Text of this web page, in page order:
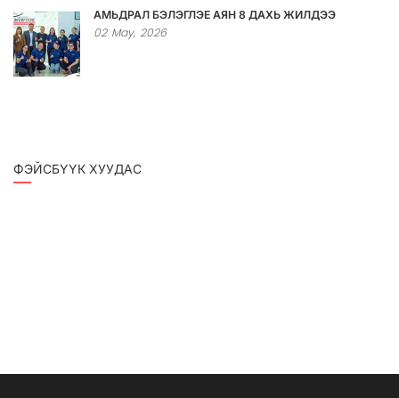
АМЬДРАЛ БЭЛЭГЛЭЕ АЯН 8 ДАХЬ ЖИЛДЭЭ
02 May, 2026
ФЭЙСБҮҮК ХУУДАС